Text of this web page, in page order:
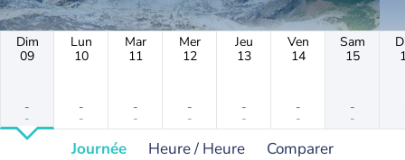
Dim
09
-
-
Lun
10
-
-
Mar
11
-
-
Mer
12
-
-
Jeu
13
-
-
Ven
14
-
-
Sam
15
-
-
Journée Heure / Heure Comparer